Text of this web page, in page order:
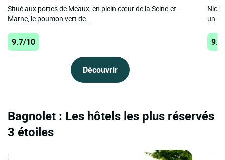
Situé aux portes de Meaux, en plein cœur de la Seine-et-
Marne, le poumon vert de...
9.7/10
Découvrir
un
Bagnolet : Les hôtels les plus réservés
3 étoiles